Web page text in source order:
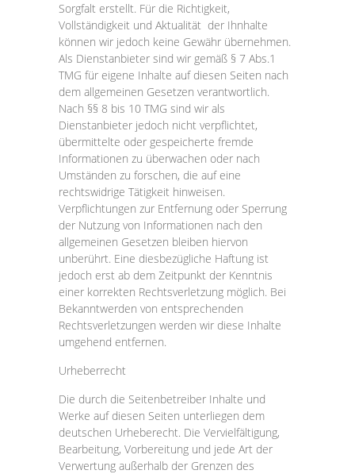
Sorgfalt erstellt. Für die Richtigkeit,
Vollständigkeit und Aktualität der Ihnhalte
können wir jedoch keine Gewähr übernehmen.
Als Dienstanbieter sind wir gemäß § 7 Abs.1
TMG für eigene Inhalte auf diesen Seiten nach
dem allgemeinen Gesetzen verantwortlich.
Nach §§ 8 bis 10 TMG sind wir als
Dienstanbieter jedoch nicht verpflichtet,
übermittelte oder gespeicherte fremde
Informationen zu überwachen oder nach
Umständen zu forschen, die auf eine
rechtswidrige Tätigkeit hinweisen.
Verpflichtungen zur Entfernung oder Sperrung
der Nutzung von Informationen nach den
allgemeinen Gesetzen bleiben hiervon
unberührt. Eine diesbezügliche Haftung ist
jedoch erst ab dem Zeitpunkt der Kenntnis
einer korrekten Rechtsverletzung möglich. Bei
Bekanntwerden von entsprechenden
Rechtsverletzungen werden wir diese Inhalte
umgehend entfernen.
Urheberrecht
Die durch die Seitenbetreiber Inhalte und
Werke auf diesen Seiten unterliegen dem
deutschen Urheberecht. Die Vervielfältigung,
Bearbeitung, Vorbereitung und jede Art der
Verwertung außerhalb der Grenzen des